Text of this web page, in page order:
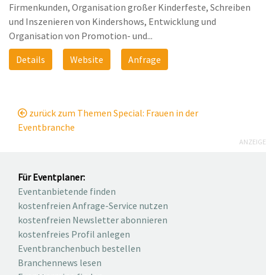
Firmenkunden, Organisation großer Kinderfeste, Schreiben
und Inszenieren von Kindershows, Entwicklung und
Organisation von Promotion- und...
Details
Website Anfrage
zurück zum Themen Special: Frauen in der
Eventbranche
ANZEIGE
Für Eventplaner:
Eventanbietende finden
kostenfreien Anfrage-Service nutzen
kostenfreien Newsletter abonnieren
kostenfreies Profil anlegen
Eventbranchenbuch bestellen
Branchennews lesen